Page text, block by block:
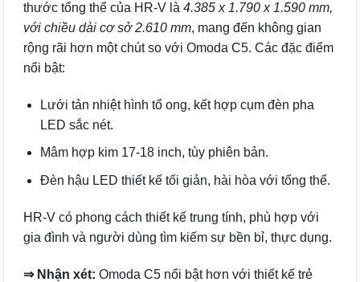
thước tổng thể của HR-V là 4.385 x 1.790 x 1.590 mm,
với chiều dài cơ sở 2.610 mm, mang đến không gian
rộng rãi hơn một chút so với Omoda C5. Các đặc điểm
nổi bật:
Lưới tản nhiệt hình tổ ong, kết hợp cụm đèn pha
LED sắc nét.
Mâm hợp kim 17-18 inch, tùy phiên bản.
Đèn hậu LED thiết kế tối giản, hài hòa với tổng thể.
HR-V có phong cách thiết kế trung tính, phù hợp với
gia đình và người dùng tìm kiếm sự bền bỉ, thực dụng.
⇒ Nhận xét: Omoda C5 nổi bật hơn với thiết kế trẻ